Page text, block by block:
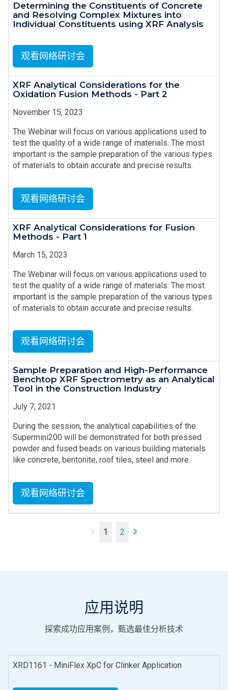
Determining the Constituents of Concrete
and Resolving Complex Mixtures into
Individual Constituents using XRF Analysis
观看网络研讨会
XRF Analytical Considerations for the
Oxidation Fusion Methods - Part 2
November 15, 2023
The Webinar will focus on various applications used to
test the quality of a wide range of materials. The most
important is the sample preparation of the various types
of materials to obtain accurate and precise results.
观看网络研讨会
XRF Analytical Considerations for Fusion
Methods - Part 1
March 15, 2023
The Webinar will focus on various applications used to
test the quality of a wide range of materials. The most
important is the sample preparation of the various types
of materials to obtain accurate and precise results.
观看网络研讨会
Sample Preparation and High-Performance
Benchtop XRF Spectrometry as an Analytical
Tool in the Construction Industry
July 7, 2021
During the session, the analytical capabilities of the
Supermini200 will be demonstrated for both pressed
powder and fused beads on various building materials
like concrete, bentonite, roof tiles, steel and more.
观看网络研讨会
1 2
应用说明
探索成功应用案例，甄选最佳分析技术
XRD1161 - MiniFlex XpC for Clinker Application